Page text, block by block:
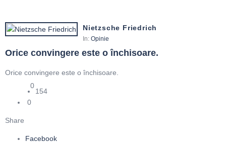
Nietzsche Friedrich
In: Opinie
Orice convingere este o închisoare.
Orice convingere este o închisoare.
0
154
0
Share
Facebook